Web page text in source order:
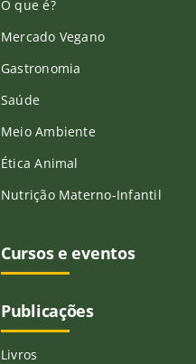
O que é?
Mercado Vegano
Gastronomia
Saúde
Meio Ambiente
Ética Animal
Nutrição Materno-Infantil
Cursos e eventos
Publicações
Livros